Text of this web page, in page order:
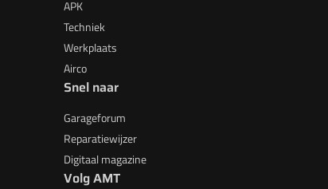
APK
Techniek
Werkplaats
Airco
Snel naar
Garageforum
Reparatiewijzer
Digitaal magazine
Volg AMT